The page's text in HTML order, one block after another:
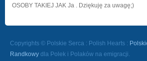
OSOBY TAKIEJ JAK Ja . Dziękuję za uwagę;)
Copyrights © Polskie Serca : Polish Hearts :
Randkowy dla Polek i Polaków na emigracji.